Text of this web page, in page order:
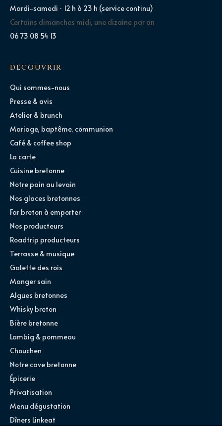
Mardi-samedi · 12 h à 23 h (service continu)
Certains dimanches midi, une dizaine par an
06 73 08 54 13
DÉCOUVRIR
Qui sommes-nous
Presse & avis
Atelier & brunch
Mariage, baptême, communion
Café & coffee shop
La carte
Cuisine bretonne
Notre pain au levain
Nos glaces bretonnes
Far breton à emporter
Nos producteurs
Roadtrip producteurs
Terrasse & musique
Galette des rois
Manger sain
Algues bretonnes
Whisky breton
Bière bretonne
Lambig & pommeau
Chouchen
Notre cave bretonne
Épicerie
Privatisation
Menu dégustation
Dîners Linkeat